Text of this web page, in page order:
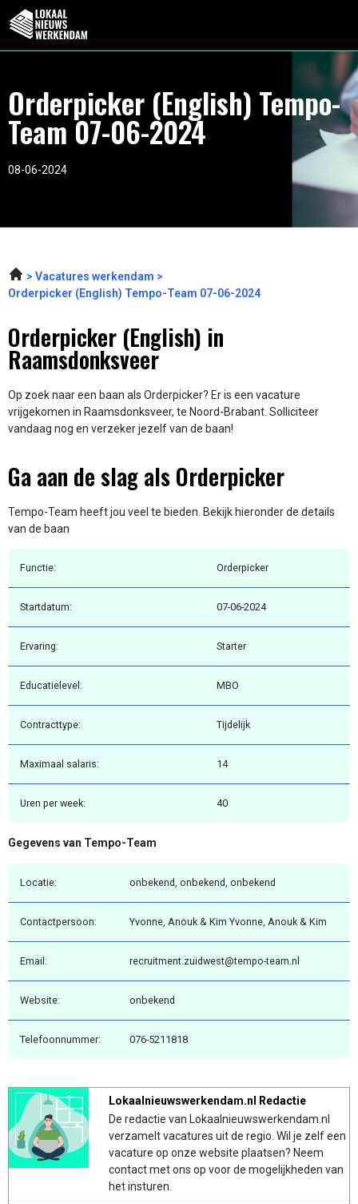
Orderpicker (English) Tempo-
Team 07-06-2024
08-06-2024
Vacatures werkendam
Orderpicker (English) Tempo-Team 07-06-2024
Orderpicker (English) in
Raamsdonksveer
Op zoek naar een baan als Orderpicker? Er is een vacature
vrijgekomen in Raamsdonksveer, te Noord-Brabant. Solliciteer
vandaag nog en verzeker jezelf van de baan!
Ga aan de slag als Orderpicker
Tempo-Team heeft jou veel te bieden. Bekijk hieronder de details
van de baan
Functie: Orderpicker
Startdatum: 07-06-2024
Ervaring: Starter
Educatielevel: MBO
Contracttype: Tijdelijk
Maximaal salaris: 14
Uren per week: 40
Gegevens van Tempo-Team
Locatie: onbekend, onbekend, onbekend
Contactpersoon: Yvonne, Anouk & Kim Yvonne, Anouk & Kim
Email: recruitment.zuidwest@tempo-team.nl
Website: onbekend
Telefoonnummer: 076-5211818
Lokaalnieuwswerkendam.nl Redactie
De redactie van Lokaalnieuwswerkendam.nl
verzamelt vacatures uit de regio. Wil je zelf een
vacature op onze website plaatsen? Neem
contact met ons op voor de mogelijkheden van
het insturen.